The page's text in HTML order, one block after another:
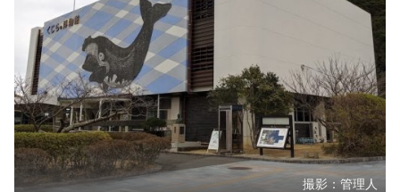
撮影：管理人